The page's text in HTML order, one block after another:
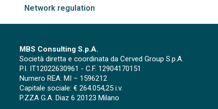
Network regulation
MBS Consulting S.p.A.
Società diretta e coordinata da Cerved Group S.p.A.
P.I. IT12022630961 - C.F. 12904170151
Numero REA: MI – 1596212
Capitale sociale: € 264.054,25 i.v.
P.ZZA G.A. Diaz 6 20123 Milano